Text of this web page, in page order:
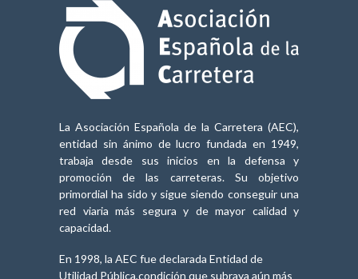
La Asociación Española de la Carretera (AEC),
entidad sin ánimo de lucro fundada en 1949,
trabaja desde sus inicios en la defensa y
promoción de las carreteras. Su objetivo
primordial ha sido y sigue siendo conseguir una
red viaria más segura y de mayor calidad y
capacidad.
En 1998, la AEC fue declarada Entidad de
Utilidad Pública,condición que subraya aún más